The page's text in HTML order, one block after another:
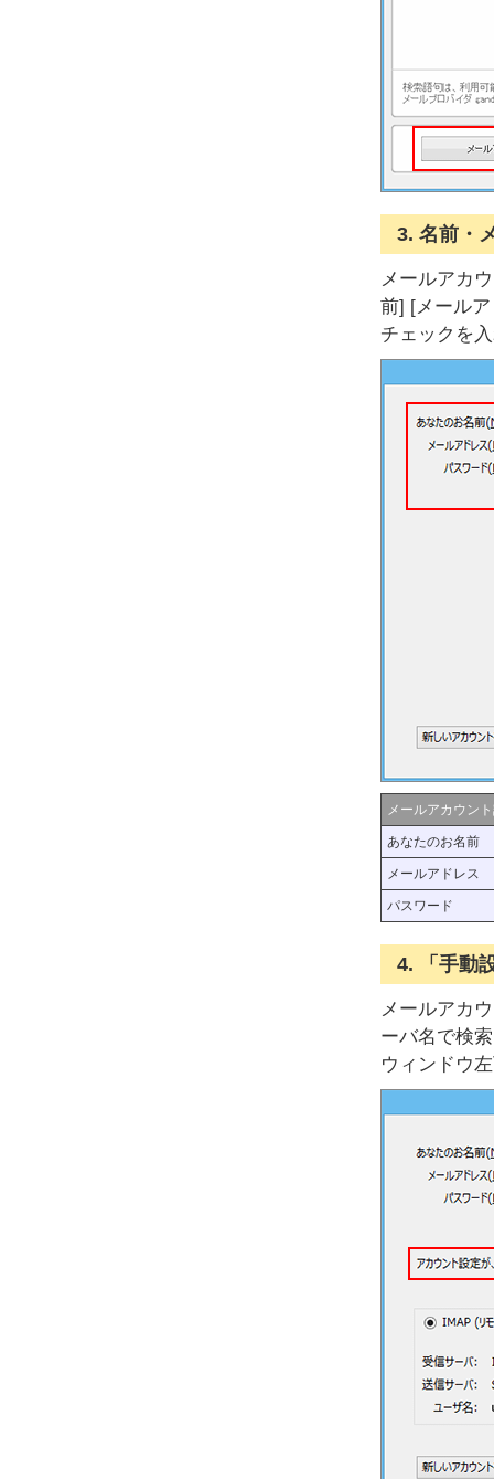
3. 名前・
メールアカ
前] [メール
チェックを
メールアカウン
あなたのお名前
メールアドレス
パスワード
4. 「手動
メールアカ
ーバ名で検
ウィンドウ